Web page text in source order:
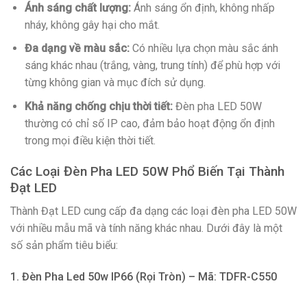
Ánh sáng chất lượng:Ánh sáng ổn định, không nhấp
nháy, không gây hại cho mắt.
Đa dạng về màu sắc:Có nhiều lựa chọn màu sắc ánh
sáng khác nhau (trắng, vàng, trung tính) để phù hợp với
từng không gian và mục đích sử dụng.
Khả năng chống chịu thời tiết:Đèn pha LED 50W
thường có chỉ số IP cao, đảm bảo hoạt động ổn định
trong mọi điều kiện thời tiết.
Các Loại Đèn Pha LED 50W Phổ Biến Tại Thành
Đạt LED
Thành Đạt LED cung cấp đa dạng các loại đèn pha LED 50W
với nhiều mẫu mã và tính năng khác nhau. Dưới đây là một
số sản phẩm tiêu biểu:
1. Đèn Pha Led 50w IP66 (Rọi Tròn) – Mã: TDFR-C550